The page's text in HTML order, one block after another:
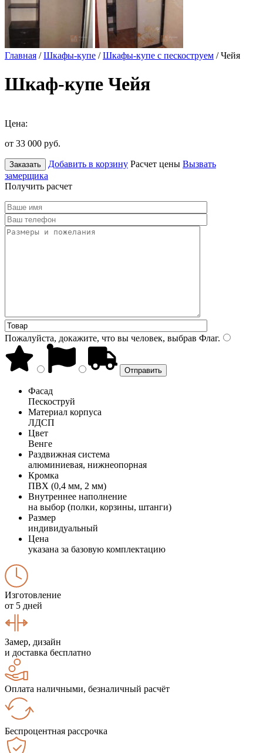
Главная /Шкафы-купе /Шкафы-купе с пескоструем / Чейя
Шкаф-купе Чейя
Цена:
от 33 000 руб.
Заказать Добавить в корзину Расчет цены Вызвать
замерщика
Получить расчет
Пожалуйста, докажите, что вы человек, выбрав Флаг.
Фасад
Пескоструй
Материал корпуса
ЛДСП
Цвет
Венге
Раздвижная система
алюминиевая, нижнеопорная
Кромка
ПВХ (0,4 мм, 2 мм)
Внутреннее наполнение
на выбор (полки, корзины, штанги)
Размер
индивидуальный
Цена
указана за базовую комплектацию
Изготовление
от 5 дней
Замер, дизайн
и доставка бесплатно
Оплата наличными, безналичный расчёт
Беспроцентная рассрочка